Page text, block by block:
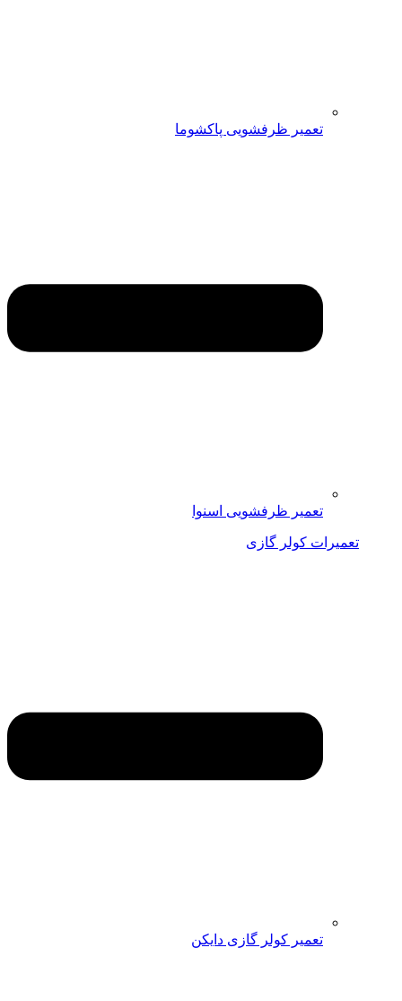
تعمیر ظرفشویی پاکشوما
تعمیر ظرفشویی اسنوا
تعمیرات کولر گازی
تعمیر کولر گازی دایکن